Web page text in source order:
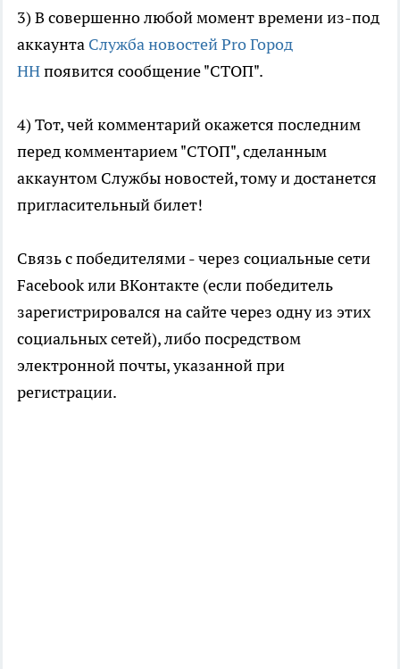
3) В совершенно любой момент времени из-под
аккаунта Служба новостей Pro Город
ННпоявится сообщение "СТОП".
4) Тот, чей комментарий окажется последним
перед комментарием "СТОП", сделанным
аккаунтом Службы новостей, тому и достанется
пригласительный билет!
Связь с победителями - через социальные сети
Facebook или ВКонтакте (если победитель
зарегистрировался на сайте через одну из этих
социальных сетей), либо посредством
электронной почты, указанной при
регистрации.